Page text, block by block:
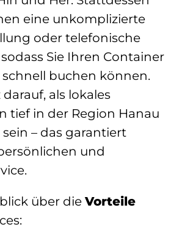
eine unkomplizierte
oder telefonische
Sie Ihren Container
buchen können.
als lokales
tief in der Region Hanau
– das garantiert
und
über dieVorteile